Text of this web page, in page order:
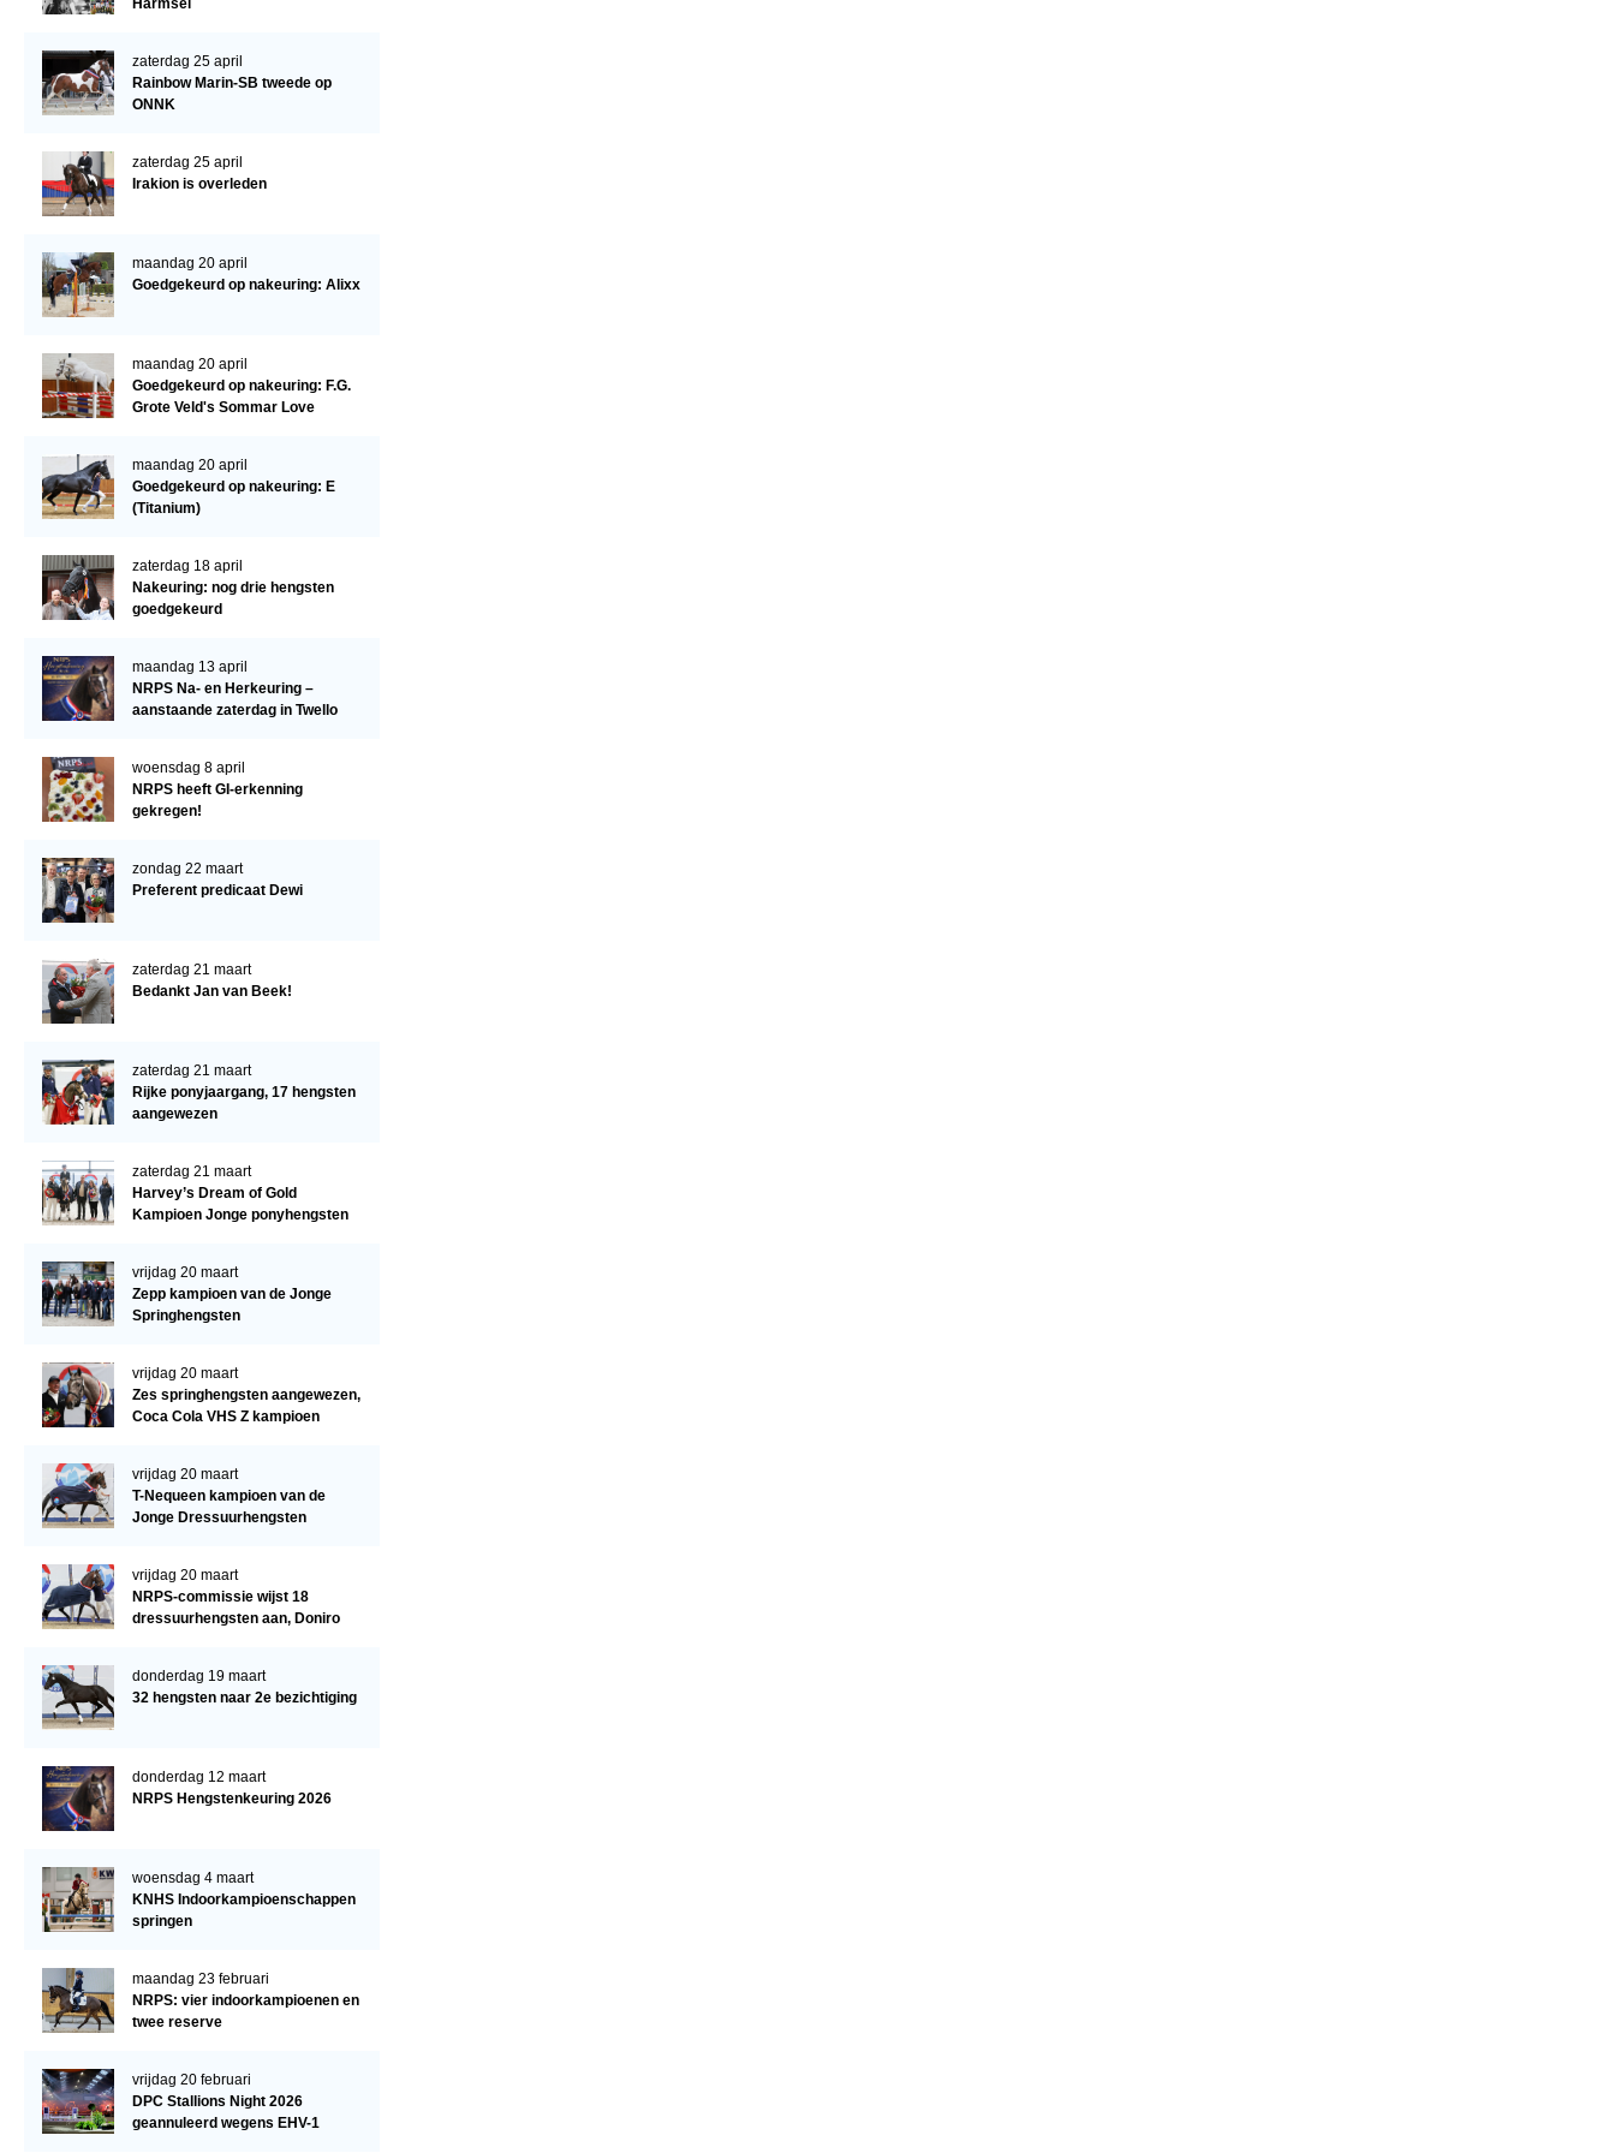
Cornage
WBSFH
Zoek een hengst
Hengstenselectie
Informatie Hengstenkeuring
Verrichtingsonderzoek NRPS
Verrichtingsonderzoek 2025-2026
Verrichtingsonderzoek 2024-2025
Verrichtingsonderzoek 2023-2024
Verrichtingsonderzoek 2021-2022
Verrichtingsonderzoek 2020-2021
Verrichtingsonderzoek 2019-2020
Sport
Inloggen
REGIO'S
Regio Noord
Bestuur Regio Noord
Regio Midden
Regio West
Regio Zuid
Bestuur Regio Zuid
KALENDER
ACCOUNT AANMAKEN
Harmsel
zaterdag 25 april
Rainbow Marin-SB tweede op
ONNK
zaterdag 25 april
Irakion is overleden
maandag 20 april
Goedgekeurd op nakeuring: Alixx
maandag 20 april
Goedgekeurd op nakeuring: F.G.
Grote Veld's Sommar Love
maandag 20 april
Goedgekeurd op nakeuring: E
(Titanium)
zaterdag 18 april
Nakeuring: nog drie hengsten
goedgekeurd
maandag 13 april
NRPS Na- en Herkeuring –
aanstaande zaterdag in Twello
woensdag 8 april
NRPS heeft GI-erkenning
gekregen!
zondag 22 maart
Preferent predicaat Dewi
zaterdag 21 maart
Bedankt Jan van Beek!
zaterdag 21 maart
Rijke ponyjaargang, 17 hengsten
aangewezen
zaterdag 21 maart
Harvey’s Dream of Gold
Kampioen Jonge ponyhengsten
vrijdag 20 maart
Zepp kampioen van de Jonge
Springhengsten
vrijdag 20 maart
Zes springhengsten aangewezen,
Coca Cola VHS Z kampioen
vrijdag 20 maart
T-Nequeen kampioen van de
Jonge Dressuurhengsten
vrijdag 20 maart
NRPS-commissie wijst 18
dressuurhengsten aan, Doniro
donderdag 19 maart
32 hengsten naar 2e bezichtiging
donderdag 12 maart
NRPS Hengstenkeuring 2026
woensdag 4 maart
KNHS Indoorkampioenschappen
springen
maandag 23 februari
NRPS: vier indoorkampioenen en
twee reserve
vrijdag 20 februari
DPC Stallions Night 2026
geannuleerd wegens EHV-1